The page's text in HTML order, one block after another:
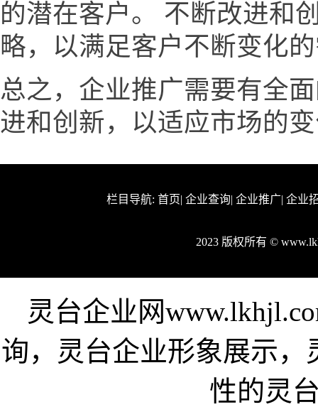
的潜在客户。 不断改进和
略，以满足客户不断变化
总之，企业推广需要有全
进和创新，以适应市场的
栏目导航: 首页| 企业查询| 企业推广| 企业
2023 版权所有 ©
灵台企业网
询，灵台企业形象展示
性的灵